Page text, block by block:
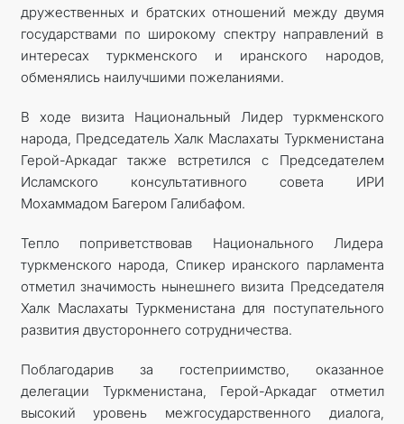
дружественных и братских отношений между двумя
государствами по широкому спектру направлений в
интересах туркменского и иранского народов,
обменялись наилучшими пожеланиями.
В ходе визита Национальный Лидер туркменского
народа, Председатель Халк Маслахаты Туркменистана
Герой-Аркадаг также встретился с Председателем
Исламского консультативного совета ИРИ
Мохаммадом Багером Галибафом.
Тепло поприветствовав Национального Лидера
туркменского народа, Спикер иранского парламента
отметил значимость нынешнего визита Председателя
Халк Маслахаты Туркменистана для поступательного
развития двустороннего сотрудничества.
Поблагодарив за гостеприимство, оказанное
делегации Туркменистана, Герой-Аркадаг отметил
высокий уровень межгосударственного диалога,